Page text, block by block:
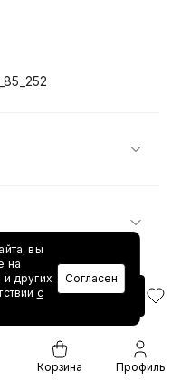
вы
на
других
с
Согласен
Корзина Профиль